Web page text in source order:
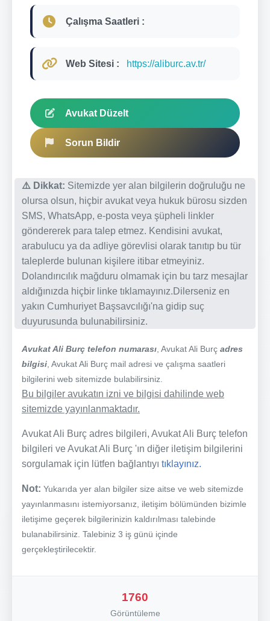
Çalışma Saatleri :
Web Sitesi : https://aliburc.av.tr/
Avukat Düzelt
Sorun Bildir
⚠️ Dikkat: Sitemizde yer alan bilgilerin doğruluğu ne
olursa olsun, hiçbir avukat veya hukuk bürosu sizden
SMS, WhatsApp, e-posta veya şüpheli linkler
göndererek para talep etmez. Kendisini avukat,
arabulucu ya da adliye görevlisi olarak tanıtıp bu tür
taleplerde bulunan kişilere itibar etmeyiniz.
Dolandırıcılık mağduru olmamak için bu tarz mesajlar
aldığınızda hiçbir linke tıklamayınız.Dilerseniz en
yakın Cumhuriyet Başsavcılığı'na gidip suç
duyurusunda bulunabilirsiniz.
Avukat Ali Burç telefon numarası , Avukat Ali Burç adres
bilgisi , Avukat Ali Burç mail adresi ve çalışma saatleri
bilgilerini web sitemizde bulabilirsiniz.
Bu bilgiler avukatın izni ve bilgisi dahilinde web
sitemizde yayınlanmaktadır.
Avukat Ali Burç adres bilgileri, Avukat Ali Burç telefon
bilgileri ve Avukat Ali Burç 'ın diğer iletişim bilgilerini
sorgulamak için lütfen bağlantıyı tıklayınız.
Not: Yukarıda yer alan bilgiler size aitse ve web sitemizde
yayınlanmasını istemiyorsanız, iletişim bölümünden bizimle
iletişime geçerek bilgilerinizin kaldırılması talebinde
bulanabilirsiniz. Talebiniz 3 iş günü içinde
gerçekleştirilecektir.
1760
Görüntüleme